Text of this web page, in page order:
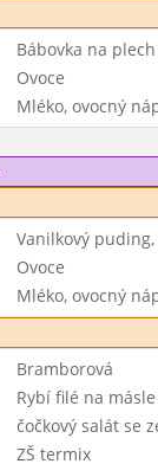
Bábovka na plech
Ovoce
Mléko, ovocný
Vanilkový
Ovoce
Mléko, ovocný
Bramborová
Rybí filé na
čočkový salát se
ZŠ termix